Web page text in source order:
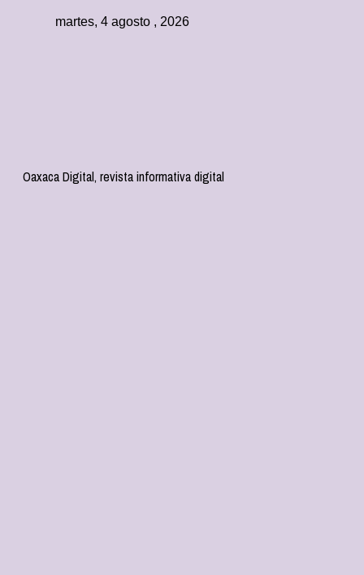
martes, 4 agosto , 2026
Oaxaca Digital, revista informativa digital